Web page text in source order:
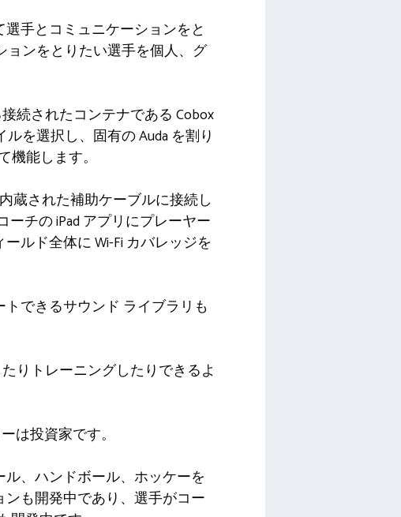
手とコミュニケーションをと
ョンをとりたい選手を個人、グ
続されたコンテナである Cobox
を選択し、固有の Auda を割り
能します。
蔵された補助ケーブルに接続し
チの iPad アプリにプレーヤー
ルド全体に Wi-Fi カバレッジを
できるサウンド ライブラリも
りトレーニングしたりできるよ
は投資家です。
、ハンドボール、ホッケーを
も開発中であり、選手がコー